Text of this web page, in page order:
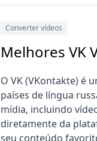
Converter vídeos
Melhores VK
O VK (VKontakte) é
países de língua
mídia, incluindo
diretamente da
seu conteúdo